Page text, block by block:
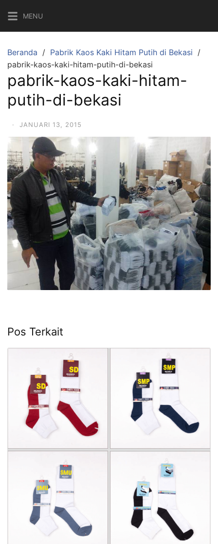
ke
konten
MENU
Beranda
Pabrik Kaos Kaki Hitam Putih di Bekasi
pabrik-kaos-kaki-hitam-putih-di-bekasi
pabrik-kaos-kaki-hitam-
putih-di-bekasi
· JANUARI 13, 2015
Pos Terkait